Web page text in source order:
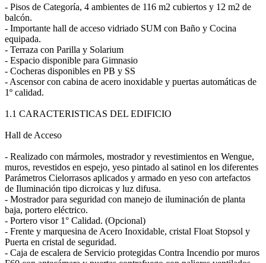
- Pisos de Categoría, 4 ambientes de 116 m2 cubiertos y 12 m2 de
balcón.
- Importante hall de acceso vidriado SUM con Baño y Cocina
equipada.
- Terraza con Parilla y Solarium
- Espacio disponible para Gimnasio
- Cocheras disponibles en PB y SS
- Ascensor con cabina de acero inoxidable y puertas automáticas de
1º calidad.
1.1 CARACTERISTICAS DEL EDIFICIO
Hall de Acceso
- Realizado con mármoles, mostrador y revestimientos en Wengue,
muros, revestidos en espejo, yeso pintado al satinol en los diferentes
Parámetros Cielorrasos aplicados y armado en yeso con artefactos
de Iluminación tipo dicroicas y luz difusa.
- Mostrador para seguridad con manejo de iluminación de planta
baja, portero eléctrico.
- Portero visor 1° Calidad. (Opcional)
- Frente y marquesina de Acero Inoxidable, cristal Float Stopsol y
Puerta en cristal de seguridad.
- Caja de escalera de Servicio protegidas Contra Incendio por muros